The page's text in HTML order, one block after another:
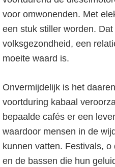
voor omwonenden. Met
een stuk stiller worden.
volksgezondheid, een
moeite waard is.
Onvermijdelijk is het
voortduring kabaal
bepaalde cafés er een
waardoor mensen in de
kunnen vatten. Festivals,
en de bassen die hun